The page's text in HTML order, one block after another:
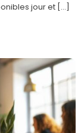
jour et […]